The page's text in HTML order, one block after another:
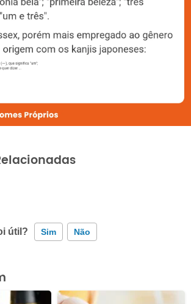
útil? Sim Não
informação incorreta
tem a informação que procuro